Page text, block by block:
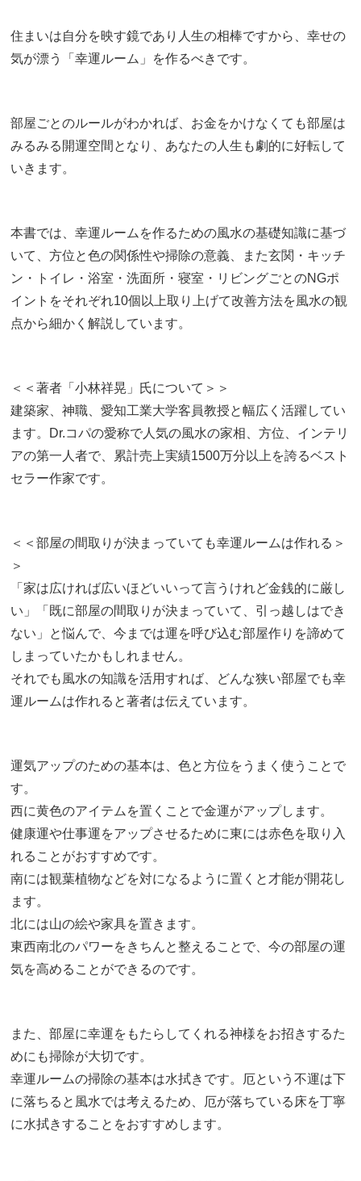
住まいは自分を映す鏡であり人生の相棒ですから、幸せの
気が漂う「幸運ルーム」を作るべきです。
部屋ごとのルールがわかれば、お金をかけなくても部屋は
みるみる開運空間となり、あなたの人生も劇的に好転して
いきます。
本書では、幸運ルームを作るための風水の基礎知識に基づ
いて、方位と色の関係性や掃除の意義、また玄関・キッチ
ン・トイレ・浴室・洗面所・寝室・リビングごとのNGポ
イントをそれぞれ10個以上取り上げて改善方法を風水の観
点から細かく解説しています。
＜＜著者「小林祥晃」氏について＞＞
建築家、神職、愛知工業大学客員教授と幅広く活躍してい
ます。Dr.コパの愛称で人気の風水の家相、方位、インテリ
アの第一人者で、累計売上実績1500万分以上を誇るベスト
セラー作家です。
＜＜部屋の間取りが決まっていても幸運ルームは作れる＞
＞
「家は広ければ広いほどいいって言うけれど金銭的に厳し
い」「既に部屋の間取りが決まっていて、引っ越しはでき
ない」と悩んで、今までは運を呼び込む部屋作りを諦めて
しまっていたかもしれません。
それでも風水の知識を活用すれば、どんな狭い部屋でも幸
運ルームは作れると著者は伝えています。
運気アップのための基本は、色と方位をうまく使うことで
す。
西に黄色のアイテムを置くことで金運がアップします。
健康運や仕事運をアップさせるために東には赤色を取り入
れることがおすすめです。
南には観葉植物などを対になるように置くと才能が開花し
ます。
北には山の絵や家具を置きます。
東西南北のパワーをきちんと整えることで、今の部屋の運
気を高めることができるのです。
また、部屋に幸運をもたらしてくれる神様をお招きするた
めにも掃除が大切です。
幸運ルームの掃除の基本は水拭きです。厄という不運は下
に落ちると風水では考えるため、厄が落ちている床を丁寧
に水拭きすることをおすすめします。